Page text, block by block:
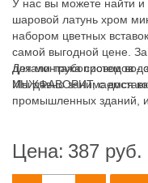
У нас вы можете найти и
шаровой латунь хром
набором цветных
самой выгодной цене.
для монтажа систем
Мы давно занимаемся
промышленных зданий,
для систем: отопления,
Детали трубопроводов -
ИНЖФАВОРИТ, с
Цена: 387 руб.